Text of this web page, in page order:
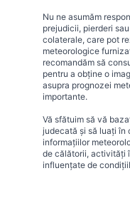
Nu ne asumăm
prejudicii, pierderi
colaterale, care pot
meteorologice
recomandăm să
pentru a obține o
asupra prognozei
importante.
Vă sfătuim să vă
judecată și să luați în
informațiilor
de călătorii, activități
influențate de